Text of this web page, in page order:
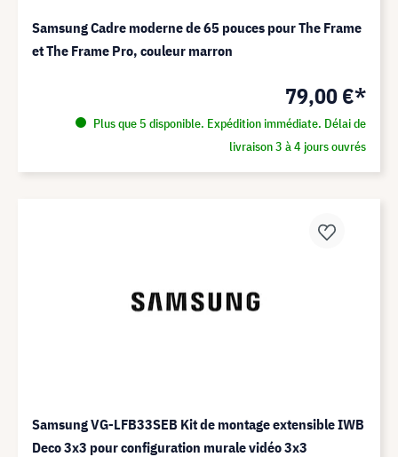
Samsung Cadre moderne de 65 pouces pour The Frame
et The Frame Pro, couleur marron
79,00 €*
Plus que 5 disponible. Expédition immédiate. Délai de
livraison 3 à 4 jours ouvrés
Samsung VG-LFB33SEB Kit de montage extensible IWB
Deco 3x3 pour configuration murale vidéo 3x3